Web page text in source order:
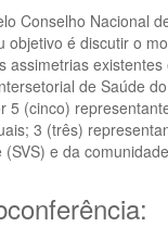
Conselho Nacional
objetivo é discutir o
assimetrias
de Saúde
5 (cinco)
3 (três)
e da